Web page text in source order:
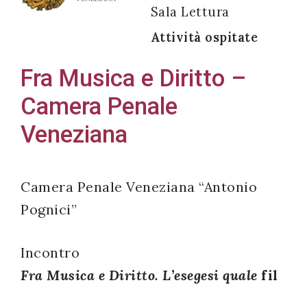
Sala Lettura
Attività ospitate
Fra Musica e Diritto –
Camera Penale
Veneziana
Camera Penale Veneziana “Antonio
Pognici”
Incontro
Fra Musica e Diritto. L’esegesi quale fil
Acconsento
all'uso dei
miei dati
personali in
con il
decreto